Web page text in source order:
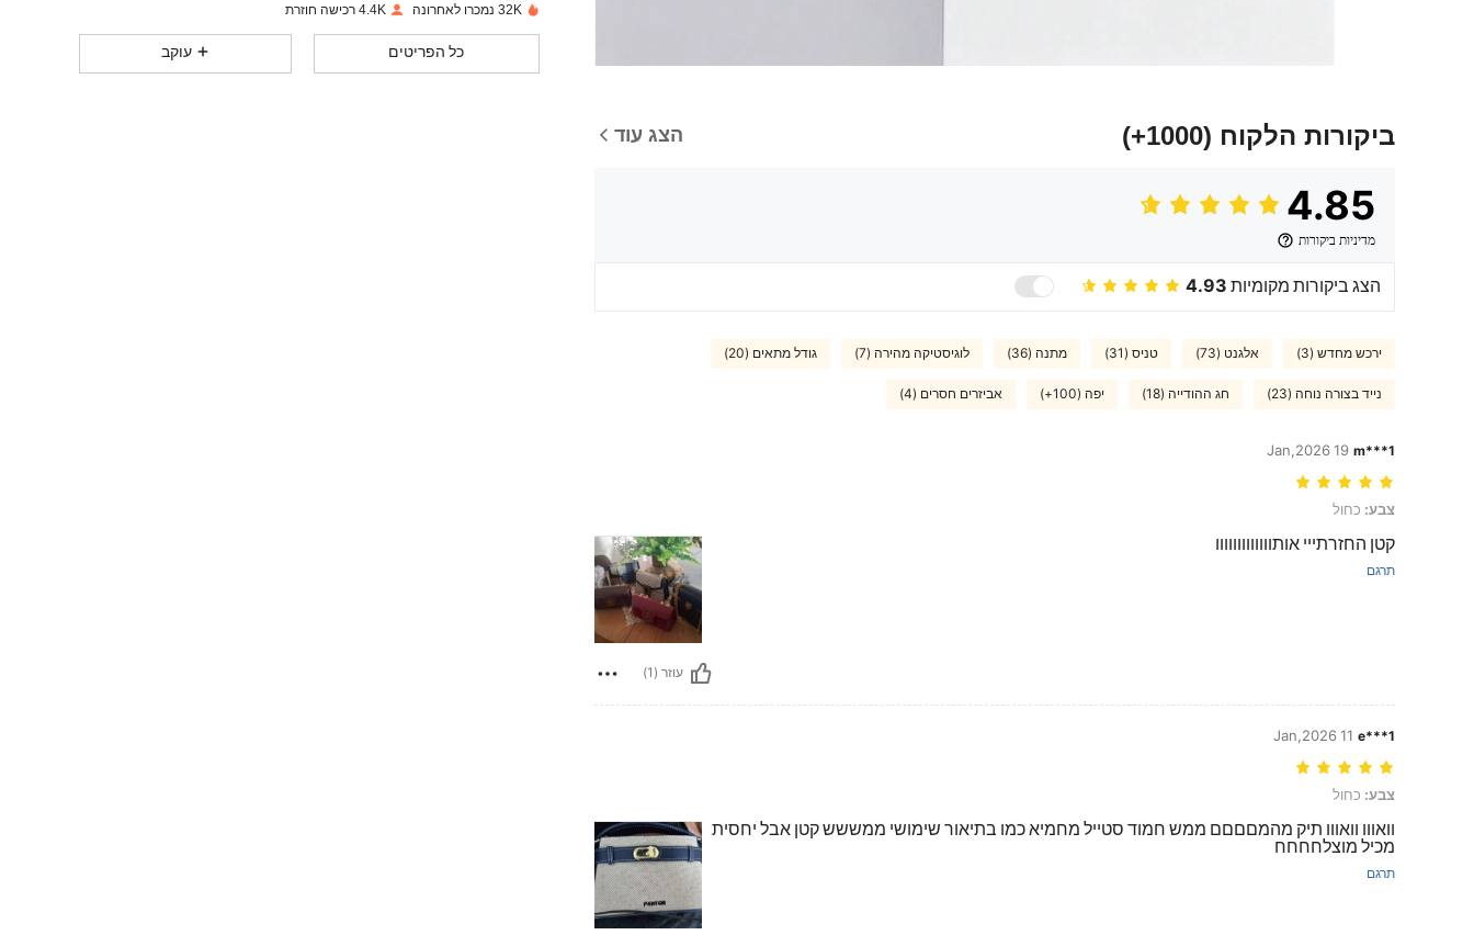
ביקורות הלקוח (1000+) הצג עוד
4.85
מדיניות ביקורות
הצג ביקורות מקומיות 4.93
ירכש מחדש (3) אלגנט (73) טניס (31) מתנה (36) לוגיסטיקה מהירה (7) גודל מתאים (20)
נייד בצורה נוחה (23) חג ההודייה (18) יפה (100+) אביזרים חסרים (4)
m***1
19 Jan,2026
צבע: כחול
צבע: כחול
קטן החזרתייי אותווווווווווווו
תרגם
עוזר (1)
e***1
11 Jan,2026
צבע: כחול
צבע: כחול
וואווו וואווו תיק מהמםםםם ממש חמוד סטייל מחמיא כמו בתיאור שימושי ממששש קטן אבל יחסית
מכיל מוצלחחחח
תרגם
4.85
32K נמכרו לאחרונה 4.4K רכישה חוזרת
כל הפריטים עוקב